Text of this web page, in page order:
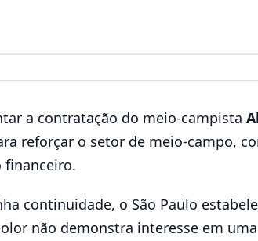
a contratação do meio-campista
reforçar o setor de meio-campo,
financeiro.
continuidade, o São Paulo
não demonstra interesse em